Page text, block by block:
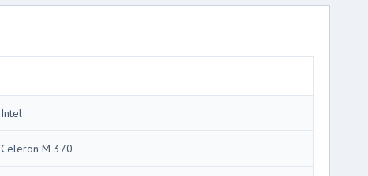
Intel
Celeron M 370